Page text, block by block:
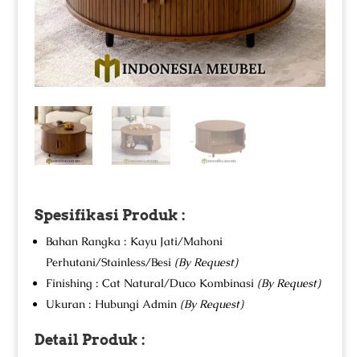
Spesifikasi Produk :
Bahan Rangka : Kayu Jati/Mahoni
Perhutani/Stainless/Besi (By Request)
Finishing : Cat Natural/Duco Kombinasi (By Request)
Ukuran : Hubungi Admin (By Request)
Detail Produk :